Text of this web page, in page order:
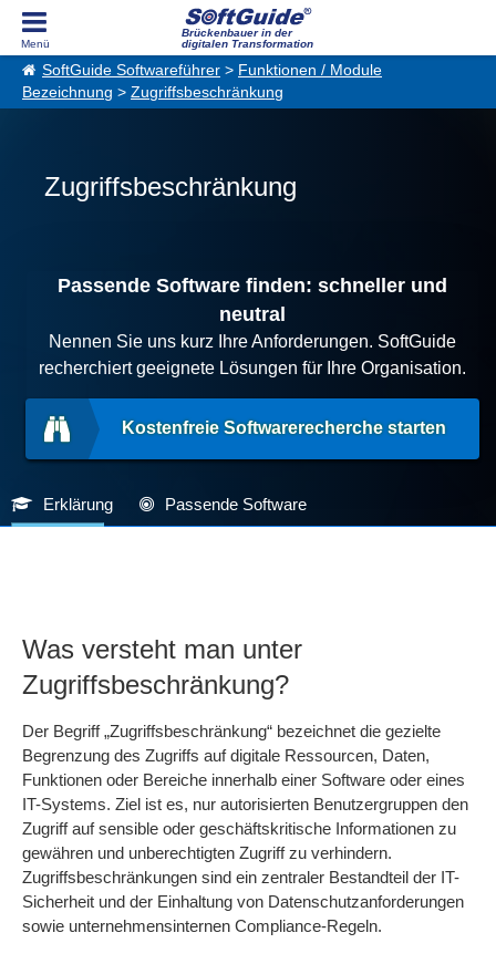
Brückenbauer in der
digitalen Transformation
SoftGuide Softwareführer > Funktionen / Module
Bezeichnung > Zugriffsbeschränkung
Zugriffsbeschränkung
Passende Software finden: schneller und
neutral
Nennen Sie uns kurz Ihre Anforderungen. SoftGuide
recherchiert geeignete Lösungen für Ihre Organisation.
Kostenfreie Softwarerecherche starten
Erklärung Passende Software
Was versteht man unter
Zugriffsbeschränkung?
Der Begriff „Zugriffsbeschränkung“ bezeichnet die gezielte
Begrenzung des Zugriffs auf digitale Ressourcen, Daten,
Funktionen oder Bereiche innerhalb einer Software oder eines
IT-Systems. Ziel ist es, nur autorisierten Benutzergruppen den
Zugriff auf sensible oder geschäftskritische Informationen zu
gewähren und unberechtigten Zugriff zu verhindern.
Zugriffsbeschränkungen sind ein zentraler Bestandteil der IT-
Sicherheit und der Einhaltung von Datenschutzanforderungen
sowie unternehmensinternen Compliance-Regeln.